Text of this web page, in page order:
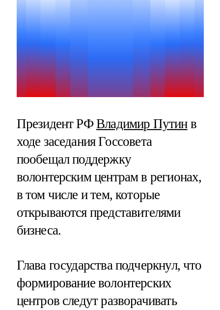
Президент РФВладимир Путинв
ходе заседания Госсовета
пообещал поддержку
волонтерским центрам в регионах,
в том числе и тем, которые
открываются представителями
бизнеса.
Глава государства подчеркнул, что
формирование волонтерских
центров следут разворачивать